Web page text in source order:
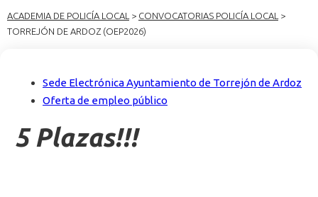
ACADEMIA DE POLICÍA LOCAL > CONVOCATORIAS POLICÍA LOCAL >
TORREJÓN DE ARDOZ (OEP2026)
Sede Electrónica Ayuntamiento de Torrejón de Ardoz
Oferta de empleo público
5 Plazas!!!